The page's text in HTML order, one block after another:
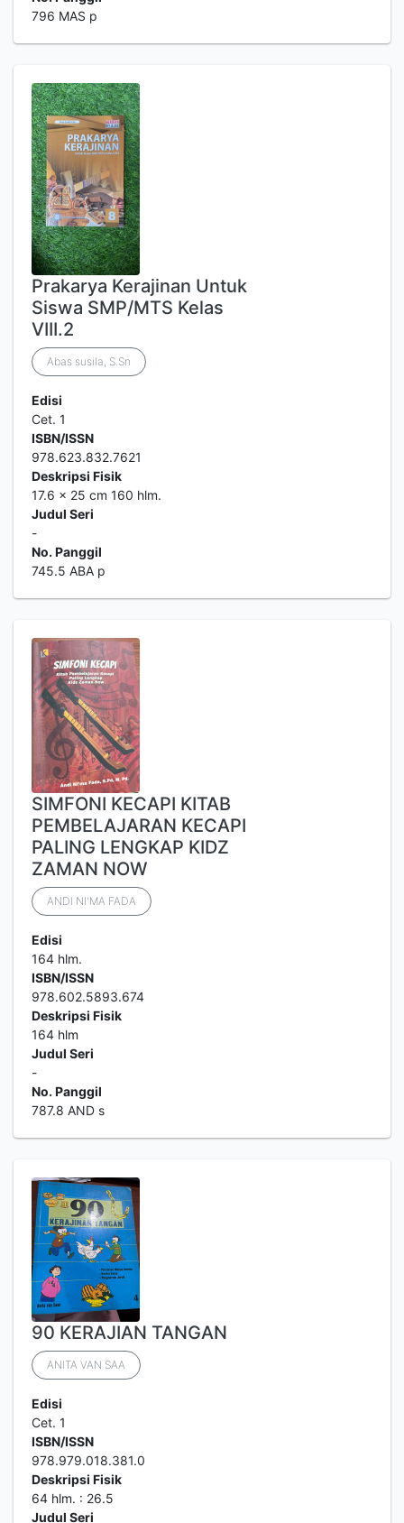
796 MAS p
Prakarya Kerajinan Untuk
Siswa SMP/MTS Kelas
VIII.2
Abas susila, S.Sn
Edisi
Cet. 1
ISBN/ISSN
978.623.832.7621
Deskripsi Fisik
17.6 x 25 cm 160 hlm.
Judul Seri
-
No. Panggil
745.5 ABA p
SIMFONI KECAPI KITAB
PEMBELAJARAN KECAPI
PALING LENGKAP KIDZ
ZAMAN NOW
ANDI NI'MA FADA
Edisi
164 hlm.
ISBN/ISSN
978.602.5893.674
Deskripsi Fisik
164 hlm
Judul Seri
-
No. Panggil
787.8 AND s
90 KERAJIAN TANGAN
ANITA VAN SAA
Edisi
Cet. 1
ISBN/ISSN
978.979.018.381.0
Deskripsi Fisik
64 hlm. : 26.5
Judul Seri